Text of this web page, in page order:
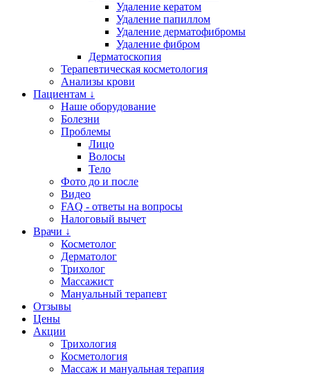
Удаление кератом
Удаление папиллом
Удаление дерматофибромы
Удаление фибром
Дерматоскопия
Терапевтическая косметология
Анализы крови
Пациентам ↓
Наше оборудование
Болезни
Проблемы
Лицо
Волосы
Тело
Фото до и после
Видео
FAQ - ответы на вопросы
Налоговый вычет
Врачи ↓
Косметолог
Дерматолог
Трихолог
Массажист
Мануальный терапевт
Отзывы
Цены
Акции
Трихология
Косметология
Массаж и мануальная терапия